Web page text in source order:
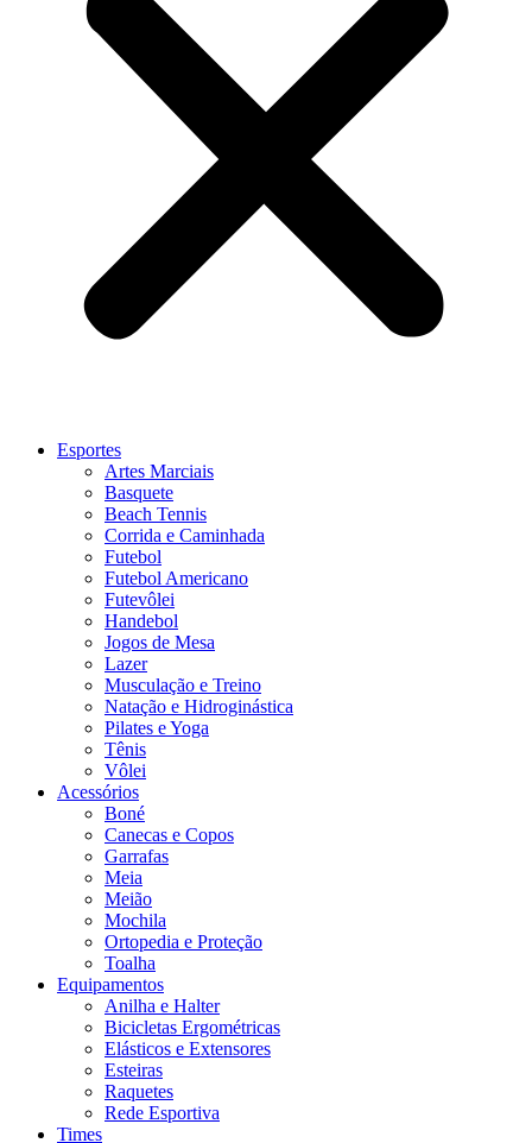
Esportes
Artes Marciais
Basquete
Beach Tennis
Corrida e Caminhada
Futebol
Futebol Americano
Futevôlei
Handebol
Jogos de Mesa
Lazer
Musculação e Treino
Natação e Hidroginástica
Pilates e Yoga
Tênis
Vôlei
Acessórios
Boné
Canecas e Copos
Garrafas
Meia
Meião
Mochila
Ortopedia e Proteção
Toalha
Equipamentos
Anilha e Halter
Bicicletas Ergométricas
Elásticos e Extensores
Esteiras
Raquetes
Rede Esportiva
Times